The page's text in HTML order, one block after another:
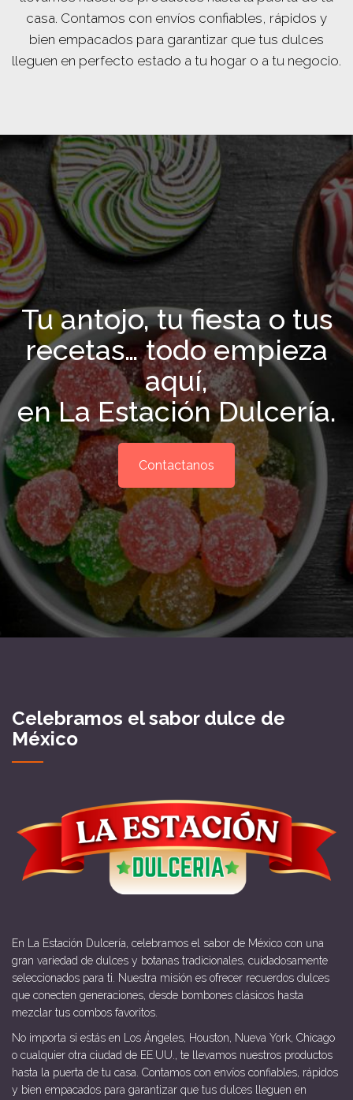
casa. Contamos con envíos confiables, rápidos y
bien empacados para garantizar que tus dulces
lleguen en perfecto estado a tu hogar o a tu negocio.
Tu antojo, tu fiesta o tus
recetas… todo empieza
aquí,
en La Estación Dulcería.
Contactanos
Celebramos el sabor dulce de
México
En La Estación Dulcería, celebramos el sabor de México con una
gran variedad de dulces y botanas tradicionales, cuidadosamente
seleccionados para ti. Nuestra misión es ofrecer recuerdos dulces
que conecten generaciones, desde bombones clásicos hasta
mezclar tus combos favoritos.
No importa si estás en Los Ángeles, Houston, Nueva York, Chicago
o cualquier otra ciudad de EE.UU., te llevamos nuestros productos
hasta la puerta de tu casa. Contamos con envíos confiables, rápidos
y bien empacados para garantizar que tus dulces lleguen en